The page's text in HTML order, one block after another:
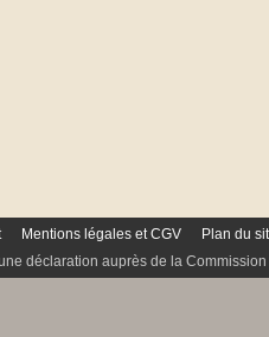
Mentions légales et CGV
Plan du
déclaration auprès de la